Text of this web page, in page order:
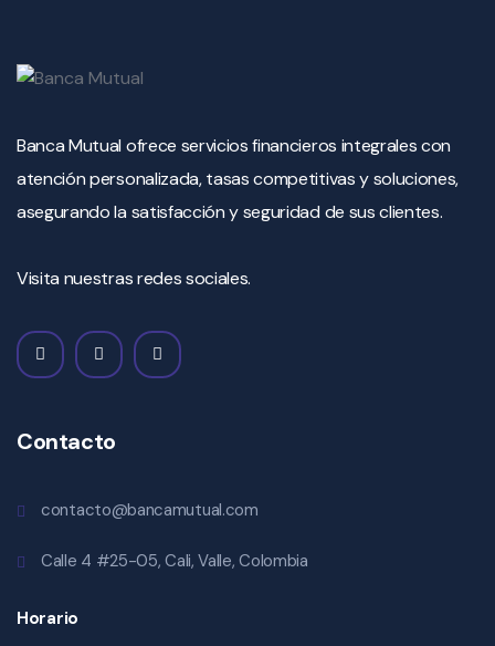
Banca Mutual ofrece servicios financieros integrales con
atención personalizada, tasas competitivas y soluciones,
asegurando la satisfacción y seguridad de sus clientes.
Visita nuestras redes sociales.
Contacto
contacto@bancamutual.com
Calle 4 #25-05, Cali, Valle, Colombia
Horario